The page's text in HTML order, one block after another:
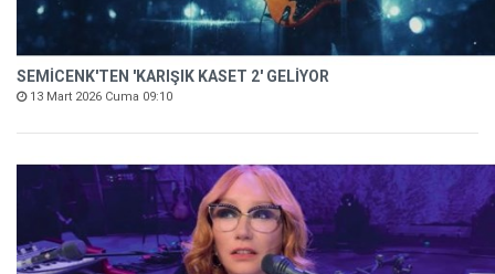
SEMİCENK'TEN 'KARIŞIK KASET 2' GELİYOR
13 Mart 2026 Cuma 09:10